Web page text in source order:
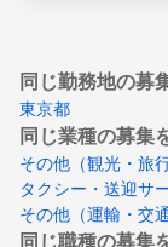
同じ勤務地の募
東京都
同じ業種の募集
その他（観光・旅
タクシー・送迎サ
その他（運輸・交
同じ職種の募集